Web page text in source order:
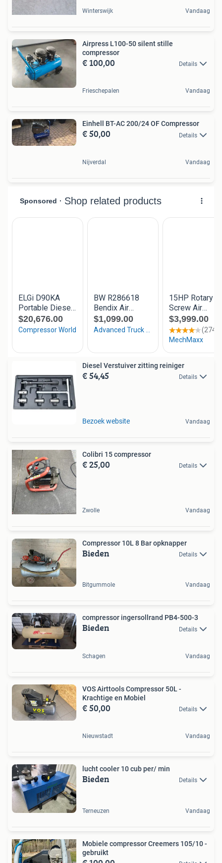
Winterswijk Vandaag
Airpress L100-50 silent stille
compressor
€ 100,00 Details
Frieschepalen Vandaag
Einhell BT-AC 200/24 OF Compressor
€ 50,00 Details
Nijverdal Vandaag
Diesel Verstuiver zitting reiniger
€ 54,45 Details
Bezoek website Vandaag
Colibri 15 compressor
€ 25,00 Details
Zwolle Vandaag
Compressor 10L 8 Bar opknapper
Bieden Details
Bitgummole Vandaag
compressor ingersollrand PB4-500-3
Bieden Details
Schagen Vandaag
VOS Airttools Compressor 50L -
Krachtige en Mobiel
€ 50,00 Details
Nieuwstadt Vandaag
lucht cooler 10 cub per/ min
Bieden Details
Terneuzen Vandaag
Mobiele compressor Creemers 105/10 -
gebruikt